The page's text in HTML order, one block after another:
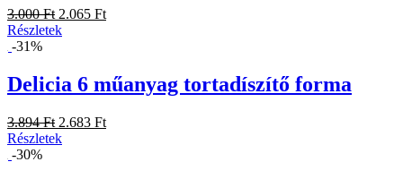
3.000 Ft 2.065 Ft
Részletek
-31%
Delicia 6 műanyag tortadíszítő forma
3.894 Ft 2.683 Ft
Részletek
-30%